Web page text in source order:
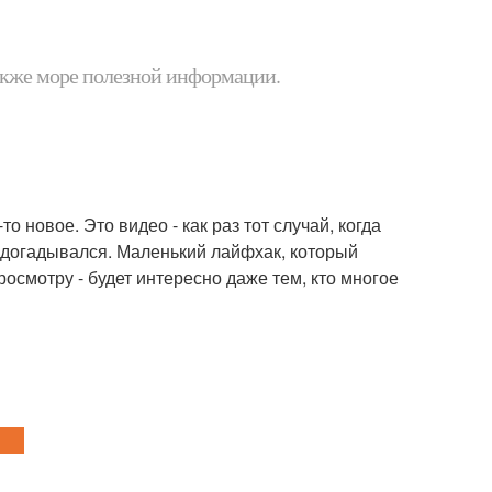
море полезной информации.
Это видео - как раз тот случай, когда
Маленький лайфхак, который
- будет интересно даже тем, кто многое